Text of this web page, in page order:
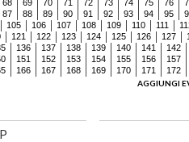
68 69 70 71 72 73 74 75 76
87 88 89 90 91 92 93 94 95
105 106 107 108 109 110 111
121 122 123 124 125 126 127
136 137 138 139 140 141
142
151 152 153 154 155 156
157
166 167 168 169 170 171
172
AGGIUNGI